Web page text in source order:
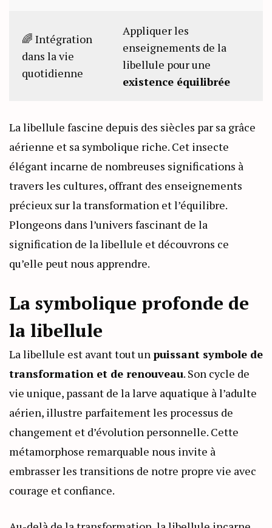
🌈 Intégration
dans la vie
quotidienne
Appliquer les
enseignements de la
libellule pour une
existence équilibrée
La libellule fascine depuis des siècles par sa grâce
aérienne et sa symbolique riche. Cet insecte
élégant incarne de nombreuses significations à
travers les cultures, offrant des enseignements
précieux sur la transformation et l’équilibre.
Plongeons dans l’univers fascinant de la
signification de la libellule et découvrons ce
qu’elle peut nous apprendre.
La symbolique profonde de
la libellule
La libellule est avant tout unpuissant symbole de
transformation et de renouveau. Son cycle de
vie unique, passant de la larve aquatique à l’adulte
aérien, illustre parfaitement les processus de
changement et d’évolution personnelle. Cette
métamorphose remarquable nous invite à
embrasser les transitions de notre propre vie avec
courage et confiance.